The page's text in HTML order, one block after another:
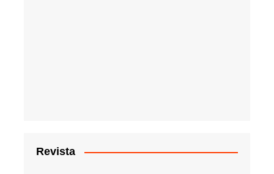
Revista